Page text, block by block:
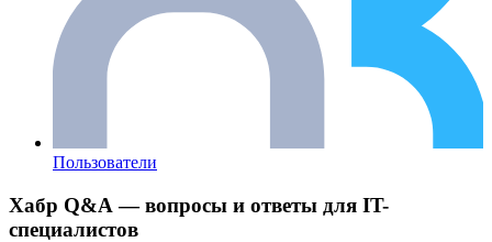
Пользователи
Хабр Q&A — вопросы и ответы для IT-
специалистов